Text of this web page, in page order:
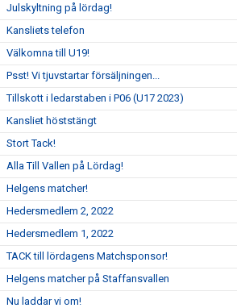
Julskyltning på lördag!
Kansliets telefon
Välkomna till U19!
Psst! Vi tjuvstartar försäljningen...
Tillskott i ledarstaben i P06 (U17 2023)
Kansliet höststängt
Stort Tack!
Alla Till Vallen på Lördag!
Helgens matcher!
Hedersmedlem 2, 2022
Hedersmedlem 1, 2022
TACK till lördagens Matchsponsor!
Helgens matcher på Staffansvallen
Nu laddar vi om!